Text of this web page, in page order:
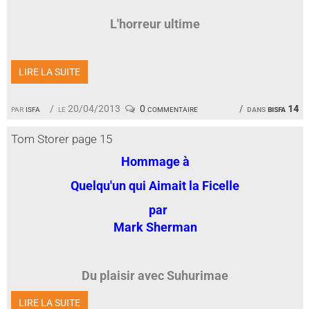
par isfa le 20/04/2013 dansbisfa 14
0 commentaire
L'horreur ultime
LIRE LA SUITE
Tom Storer page 15
Hommage à
Quelqu'un qui Aimait la Ficelle
par
Mark Sherman
Du plaisir avec Suhurimae
LIRE LA SUITE